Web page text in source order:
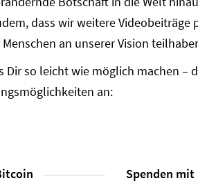
dass wir weitere Videobeiträge
an unserer Vision
Dir so leicht wie möglich machen –
an:
Spenden mit